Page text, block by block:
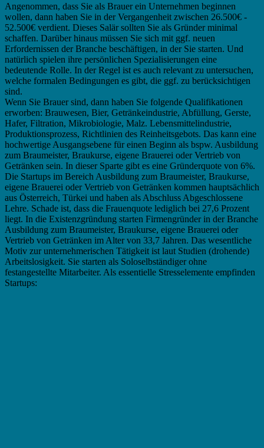
Angenommen, dass Sie als Brauer ein Unternehmen beginnen
wollen, dann haben Sie in der Vergangenheit zwischen 26.500€ -
52.500€ verdient. Dieses Salär sollten Sie als Gründer minimal
schaffen. Darüber hinaus müssen Sie sich mit ggf. neuen
Erfordernissen der Branche beschäftigen, in der Sie starten. Und
natürlich spielen ihre persönlichen Spezialisierungen eine
bedeutende Rolle. In der Regel ist es auch relevant zu untersuchen,
welche formalen Bedingungen es gibt, die ggf. zu berücksichtigen
sind.
Wenn Sie Brauer sind, dann haben Sie folgende Qualifikationen
erworben: Brauwesen, Bier, Getränkeindustrie, Abfüllung, Gerste,
Hafer, Filtration, Mikrobiologie, Malz. Lebensmittelindustrie,
Produktionsprozess, Richtlinien des Reinheitsgebots. Das kann eine
hochwertige Ausgangsebene für einen Beginn als bspw. Ausbildung
zum Braumeister, Braukurse, eigene Brauerei oder Vertrieb von
Getränken sein. In dieser Sparte gibt es eine Gründerquote von 6%.
Die Startups im Bereich Ausbildung zum Braumeister, Braukurse,
eigene Brauerei oder Vertrieb von Getränken kommen hauptsächlich
aus Österreich, Türkei und haben als Abschluss Abgeschlossene
Lehre. Schade ist, dass die Frauenquote lediglich bei 27,6 Prozent
liegt. In die Existenzgründung starten Firmengründer in der Branche
Ausbildung zum Braumeister, Braukurse, eigene Brauerei oder
Vertrieb von Getränken im Alter von 33,7 Jahren. Das wesentliche
Motiv zur unternehmerischen Tätigkeit ist laut Studien (drohende)
Arbeitslosigkeit. Sie starten als Soloselbständiger ohne
festangestellte Mitarbeiter. Als essentielle Stresselemente empfinden
Startups: